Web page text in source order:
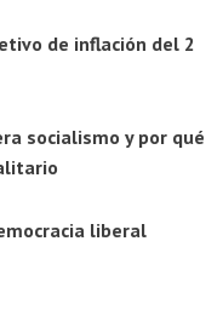
de inflación del 2
socialismo y por qué
liberal